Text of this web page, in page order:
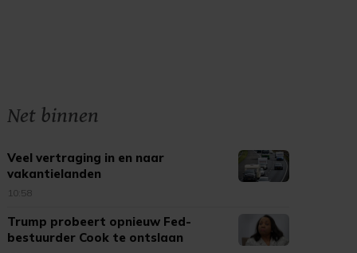
Net binnen
Veel vertraging in en naar
vakantielanden
10:58
Trump probeert opnieuw Fed-
bestuurder Cook te ontslaan